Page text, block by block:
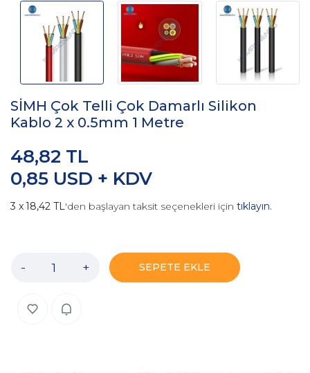
SİMH Çok Telli Çok Damarlı Silikon
Kablo 2 x 0.5mm 1 Metre
0,85 USD + KDV
48,82 TL
18,42 TL'den başlayan taksit seçenekleri için tıklayın.
- + SEPETE EKLE